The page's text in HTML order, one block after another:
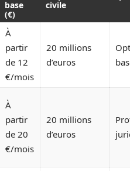
base
(€)
civile
À
partir
de 12
€/mois
20 millions
d’euros
À
partir
de 20
€/mois
20 millions
d’euros